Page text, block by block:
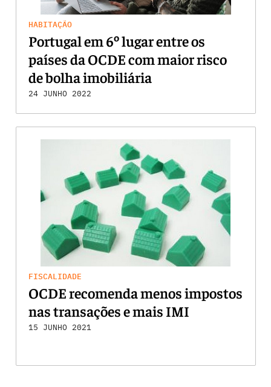
HABITAÇÃO
Portugal em 6º lugar entre os
países da OCDE com maior risco
de bolha imobiliária
24 JUNHO 2022
FISCALIDADE
OCDE recomenda menos impostos
nas transações e mais IMI
15 JUNHO 2021